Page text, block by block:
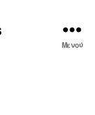
Μενού